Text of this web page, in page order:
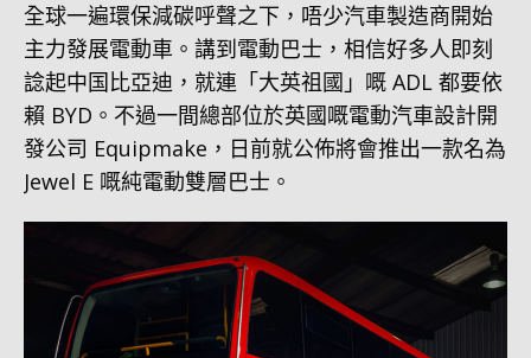
全球一遍環保減碳呼聲之下，唔少汽車製造商開始
主力發展電動車。講到電動巴士，相信好多人即刻
諗起中国比亞迪，就連「大英祖國」嘅 ADL 都要依
賴 BYD。不過一間總部位於英國嘅電動汽車設計開
發公司 Equipmake，日前就公佈將會推出一款名為
Jewel E 嘅純電動雙層巴士。